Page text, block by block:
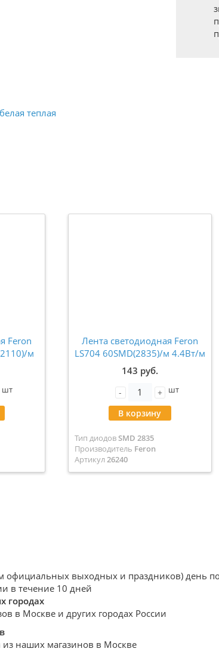
теплая
Feron
м
5
шт
Лента светодиодная Feron
LS704 60SMD(2835)/м 4.4Вт/м
220V желтый IP65 100
метров (цена за метр) 26240
143 руб.
- + шт
В корзину
Тип диодовSMD 2835
Производитель Feron
Артикул26240
официальных выходных и праздников) день
в течение 10 дней
городах
в Москве и других городах России
из наших магазинов в Москве